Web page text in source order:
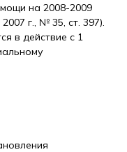
на 2008-2009
г., № 35, ст. 397).
в действие с 1